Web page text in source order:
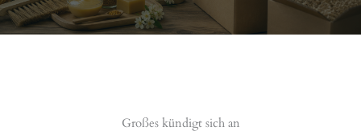
Großes kündigt sich an